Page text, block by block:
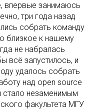
впервые занимаюсь
три года назад
собрать команду
близкое к нашему
не набралась
всё запустилось, и
удалось собрать
над open source
стало незаменимым
факультета МГУ